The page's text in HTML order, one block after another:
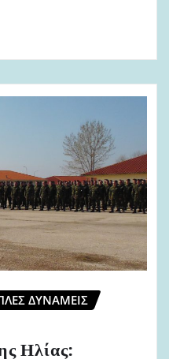
ΔΥΝΆΜΕΙΣ
Ηλίας: